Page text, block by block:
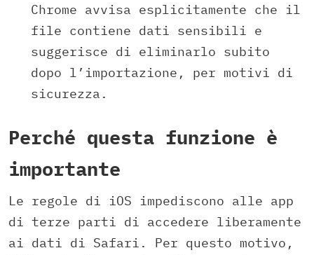
Chrome avvisa esplicitamente che il
file contiene dati sensibili e
suggerisce di eliminarlo subito
dopo l’importazione, per motivi di
sicurezza.
Perché questa funzione è
importante
Le regole di iOS impediscono alle app
di terze parti di accedere liberamente
ai dati di Safari. Per questo motivo,